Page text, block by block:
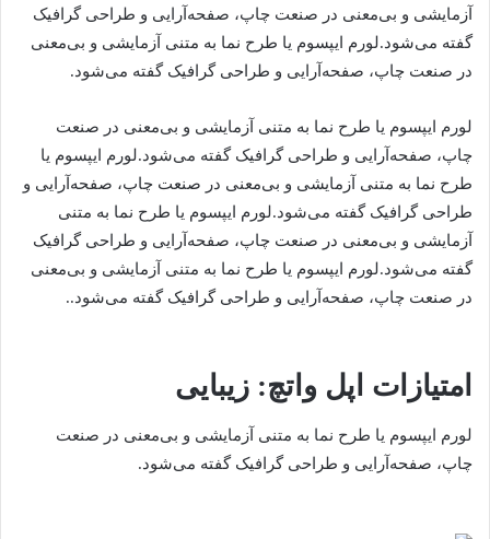
آزمایشی و بی‌معنی در صنعت چاپ، صفحه‌آرایی و طراحی گرافیک
گفته می‌شود.لورم ایپسوم یا طرح‌ نما به متنی آزمایشی و بی‌معنی
در صنعت چاپ، صفحه‌آرایی و طراحی گرافیک گفته می‌شود.
لورم ایپسوم یا طرح‌ نما به متنی آزمایشی و بی‌معنی در صنعت
چاپ، صفحه‌آرایی و طراحی گرافیک گفته می‌شود.لورم ایپسوم یا
طرح‌ نما به متنی آزمایشی و بی‌معنی در صنعت چاپ، صفحه‌آرایی و
طراحی گرافیک گفته می‌شود.لورم ایپسوم یا طرح‌ نما به متنی
آزمایشی و بی‌معنی در صنعت چاپ، صفحه‌آرایی و طراحی گرافیک
گفته می‌شود.لورم ایپسوم یا طرح‌ نما به متنی آزمایشی و بی‌معنی
در صنعت چاپ، صفحه‌آرایی و طراحی گرافیک گفته می‌شود..
امتیازات اپل واتچ: زیبایی
لورم ایپسوم یا طرح‌ نما به متنی آزمایشی و بی‌معنی در صنعت
چاپ، صفحه‌آرایی و طراحی گرافیک گفته می‌شود.